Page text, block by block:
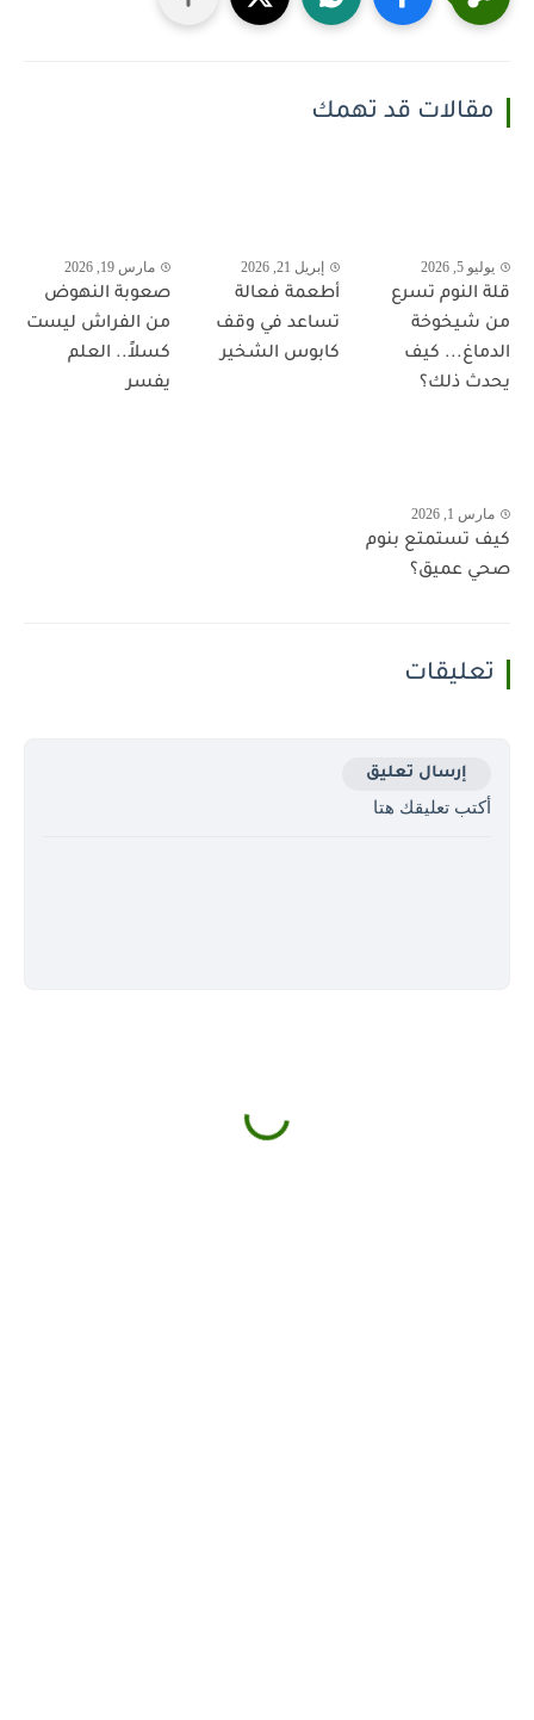
مقالات قد تهمك
يوليو 5, 2026
قلة النوم تسرع
من شيخوخة
الدماغ... كيف
يحدث ذلك؟
إبريل 21, 2026
أطعمة فعالة
تساعد في وقف
كابوس الشخير
مارس 19, 2026
صعوبة النهوض
من الفراش ليست
كسلاً.. العلم
يفسر
مارس 1, 2026
كيف تستمتع بنوم
صحي عميق؟
تعليقات
إرسال تعليق
أكتب تعليقك هتا